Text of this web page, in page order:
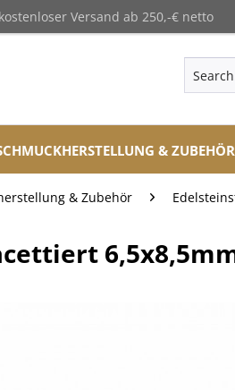
Versand ab 250,-€ netto
& ZUBEHÖR
& Zubehör